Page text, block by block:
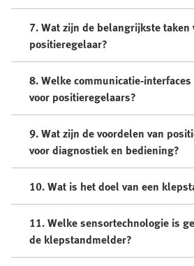
7. Wat zijn de belangrijkste taken
positieregelaar?
8. Welke communicatie-
voor positieregelaars?
9. Wat zijn de voordelen van
voor diagnostiek en bediening?
10. Wat is het doel van een
11. Welke sensortechnologie is
de klepstandmelder?